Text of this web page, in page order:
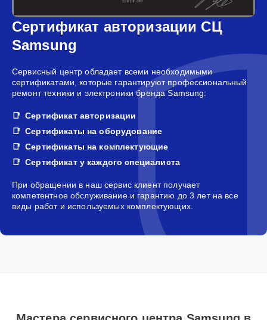
Сертификат авторизации СЦ
Samsung
Сервисный центр обладает всеми необходимыми
сертификатами, которые гарантируют профессиональный
ремонт техники и электроники бренда Samsung:
Сертификат авторизации
Сертификаты на оборудование
Сертификаты на комплектующие
Сертификат у каждого специалиста
При обращении в наш сервис клиент получает
компетентное обслуживание и гарантию до 3 лет на все
виды работ и используемых комплектующих.